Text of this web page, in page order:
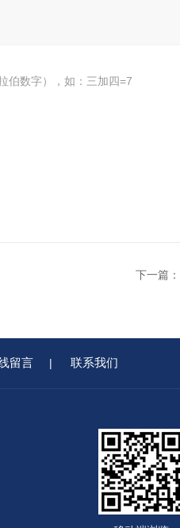
伯数字），如：三加四=7
下一篇：
留言 | 联系我们